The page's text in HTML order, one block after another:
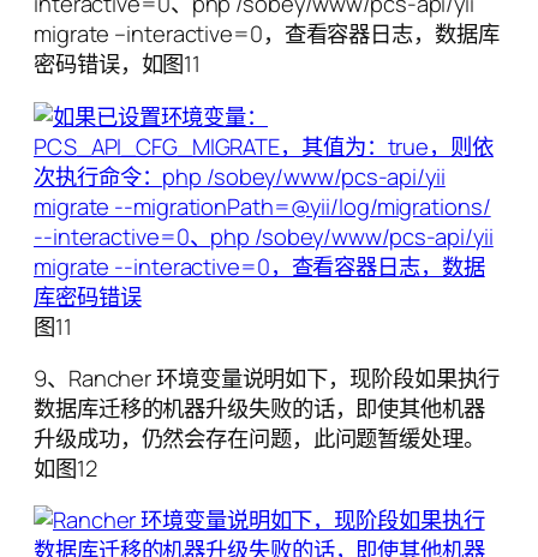
migrate –interactive=0，查看容器日志，数据库
密码错误，如图11
图11
9、Rancher 环境变量说明如下，现阶段如果执行
数据库迁移的机器升级失败的话，即使其他机器
升级成功，仍然会存在问题，此问题暂缓处理。
如图12